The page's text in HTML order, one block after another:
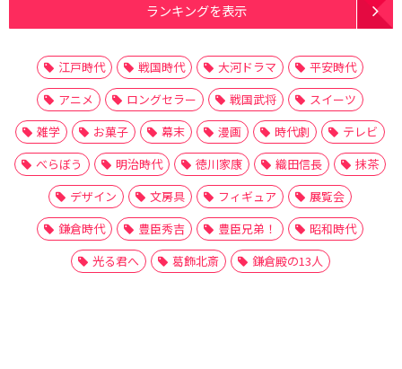
ランキングを表示
江戸時代 戦国時代 大河ドラマ
平安時代
アニメ
ロングセラー 戦国武将
スイーツ
雑学
お菓子 幕末 漫画 時代劇
テレビ
べらぼう
明治時代 徳川家康 織田信長
抹茶
デザイン
文房具 フィギュア
展覧会
鎌倉時代
豊臣秀吉 豊臣兄弟！
昭和時代
光る君へ
葛飾北斎 鎌倉殿の13人